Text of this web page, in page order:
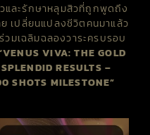
และรักษาหลุมสิวที่ถูกพูดถึง
เปลี่ยนแปลงชีวิตคนมาแล้ว
วมเฉลิมฉลองวาระครบรอบ
VENUS VIVA: THE GOLD
RESULTS –
SHOTS MILESTONE”